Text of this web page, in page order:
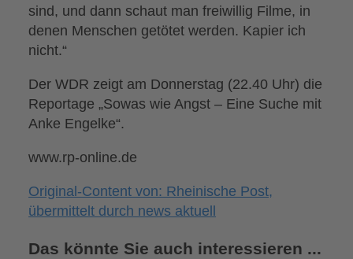
sind, und dann schaut man freiwillig Filme, in
denen Menschen getötet werden. Kapier ich
nicht.“
Der WDR zeigt am Donnerstag (22.40 Uhr) die
Reportage „Sowas wie Angst – Eine Suche mit
Anke Engelke“.
www.rp-online.de
Original-Content von: Rheinische Post,
übermittelt durch news aktuell
Das könnte Sie auch interessieren ...